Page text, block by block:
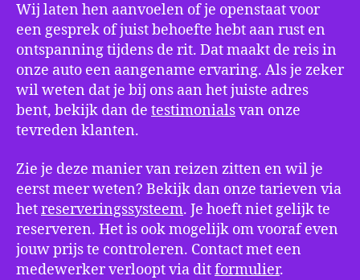
Wij laten hen aanvoelen of je openstaat voor
een gesprek of juist behoefte hebt aan rust en
ontspanning tijdens de rit. Dat maakt de reis in
onze auto een aangename ervaring. Als je zeker
wil weten dat je bij ons aan het juiste adres
bent, bekijk dan de testimonialsvan onze
tevreden klanten.
Zie je deze manier van reizen zitten en wil je
eerst meer weten? Bekijk dan onze tarieven via
hetreserveringssysteem. Je hoeft niet gelijk te
reserveren. Het is ook mogelijk om vooraf even
jouw prijs te controleren. Contact met een
medewerker verloopt via ditformulier.